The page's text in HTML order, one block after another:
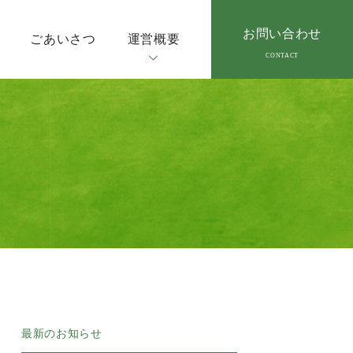
ごあいさつ 運営概要 お問い合わせ
最新のお知らせ